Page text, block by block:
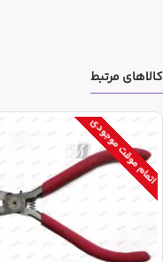
کالاهای مرتبط
اتمام موقت موجودی